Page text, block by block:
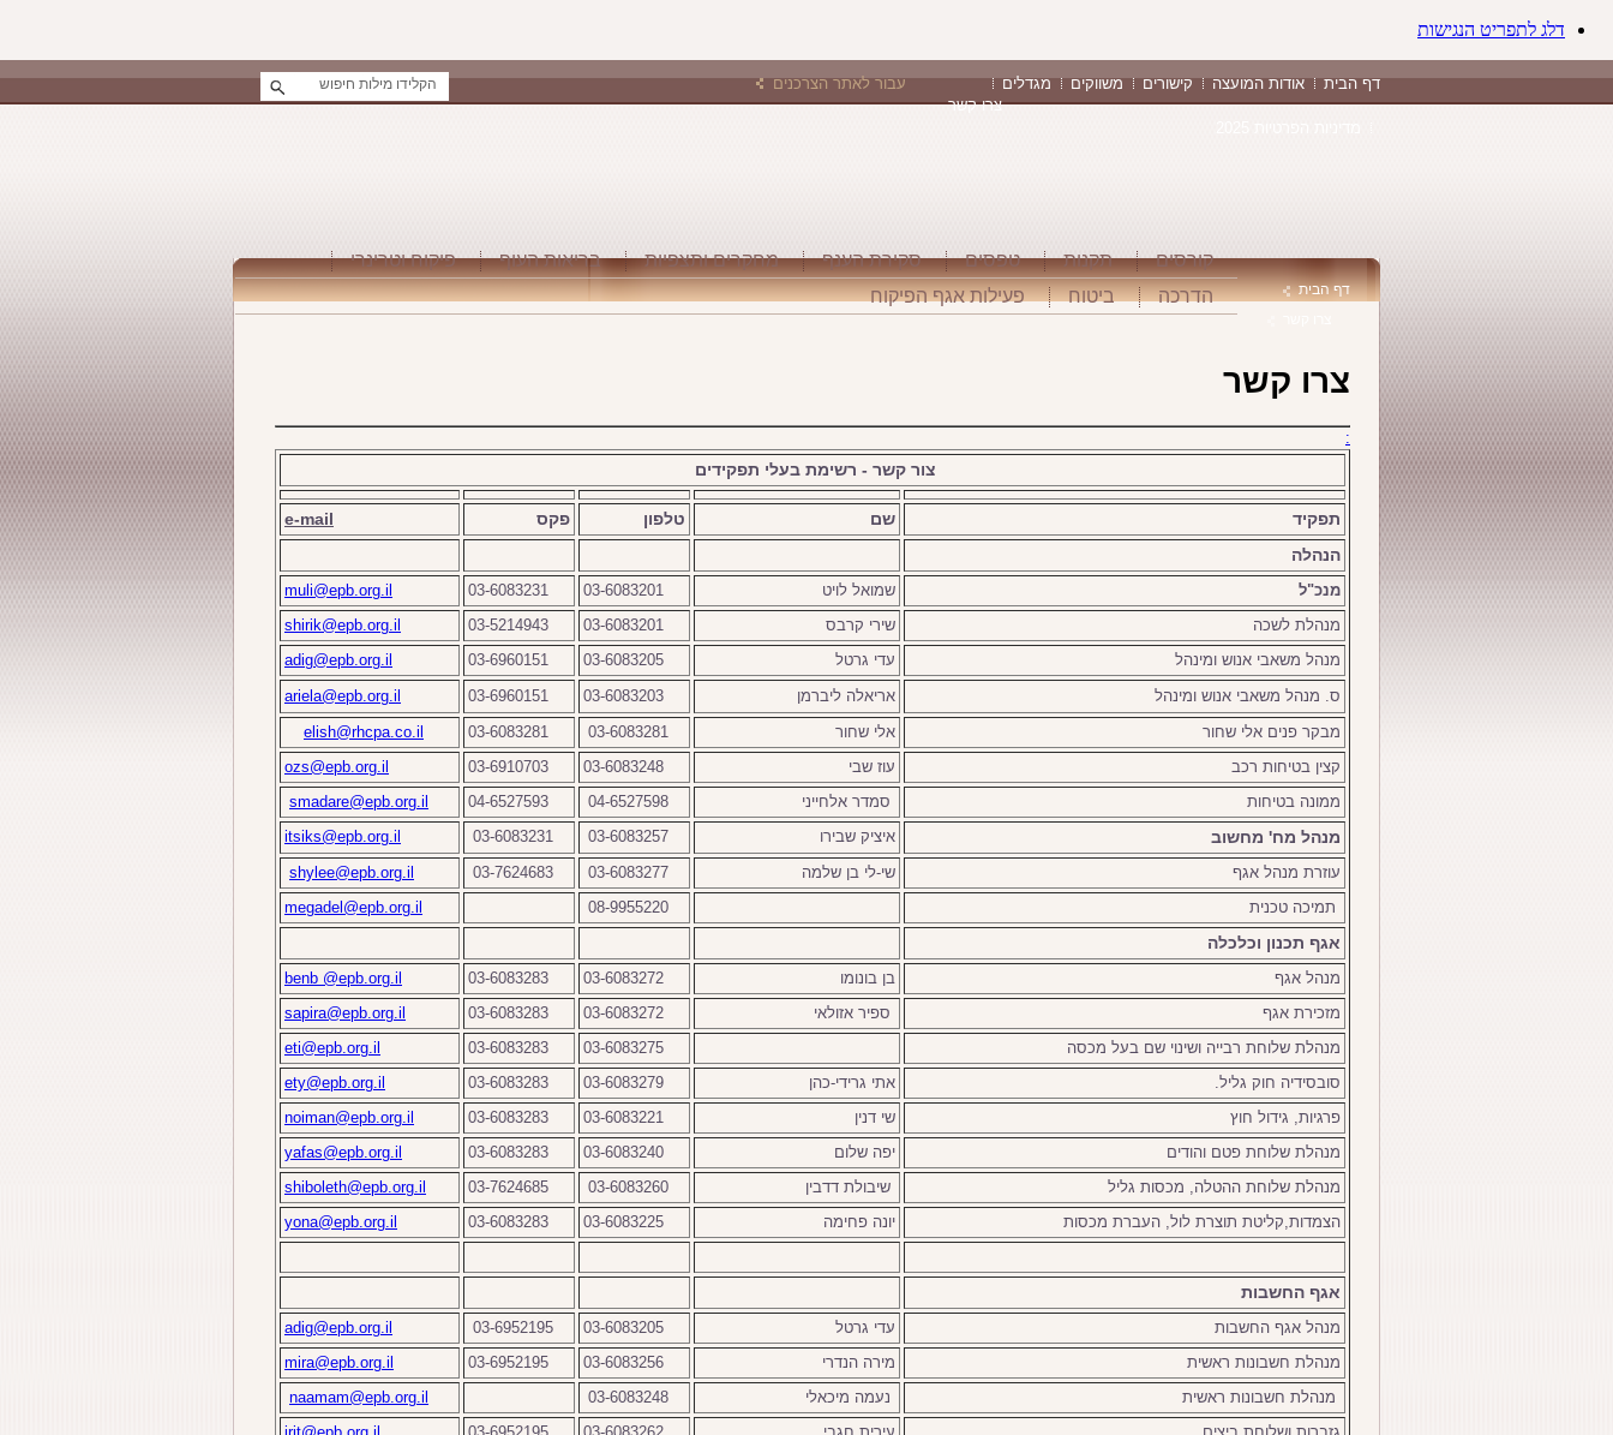
דלג לתפריט הנגישות
דף הבית אודות המועצה קישורים משווקים
מגדלים
צרו קשר
עבור לאתר הצרכנים
קורסים תקנות טפסים סקירת הענף מחקרים ותצפיות בריאות העוף
פיקוח וטרינרי
הדרכה
ביטוח פעילות אגף הפיקוח
דף הבית
צרו קשר
:
צור קשר - רשימת בעלי תפקידים
תפקיד שם טלפון פקס
e-mail
הנהלה
מנכ"ל שמואל לויט 03-6083201
03-6083231
muli@epb.org.il
מנהלת לשכה
שירי קרבס 03-6083201
03-5214943
shirik@epb.org.il
מנהל משאבי אנוש ומינהל
עדי גרטל 03-6083205
03-6960151
adig@epb.org.il
ס. מנהל משאבי אנוש ומינהל
אריאלה ליברמן 03-6083203
03-6960151
ariela@epb.org.il
מבקר פנים אלי שחור
אלי שחור 03-6083281
03-6083281
elish@rhcpa.co.il
קצין בטיחות רכב
עוז שבי 03-6083248
03-6910703
ozs@epb.org.il
ממונה בטיחות
סמדר אלחייני 04-6527598
04-6527593
smadare@epb.org.il
מנהל מח' מחשוב איציק שבירו 03-6083257
03-6083231
itsiks@epb.org.il
עוזרת מנהל אגף
שי-לי בן שלמה 03-6083277
03-7624683
shylee@epb.org.il
08-9955220
megadel@epb.org.il
אגף תכנון וכלכלה
מנהל אגף בן בונומו 03-6083272
03-6083283
benb @epb.org.il
מזכירת אגף
ספיר אזולאי 03-6083272
03-6083283
sapira@epb.org.il
מנהלת שלוחת רבייה ושינוי שם בעל מכסה
03-6083275
03-6083283
eti@epb.org.il
סובסידיה חוק גליל.
אתי גרידי-כהן 03-6083279
03-6083283
ety@epb.org.il
פרגיות, גידול חוץ
שי דנין 03-6083221
03-6083283
noiman@epb.org.il
מנהלת שלוחת פטם והודים
יפה שלום 03-6083240
03-6083283
yafas@epb.org.il
מנהלת שלוחת ההטלה, מכסות גליל
שיבולת דדבין 03-6083260
03-7624685
shiboleth@epb.org.il
הצמדות,קליטת תוצרת לול, העברת מכסות
יונה פחימה 03-6083225
03-6083283
yona@epb.org.il
אגף החשבות
מנהל אגף החשבות עדי גרטל 03-6083205
03-6952195
adig@epb.org.il
מנהלת חשבונות ראשית
מירה הנדרי 03-6083256
03-6952195
mira@epb.org.il
מנהלת חשבונות ראשית
נעמה מיכאלי 03-6083248
naamam@epb.org.il